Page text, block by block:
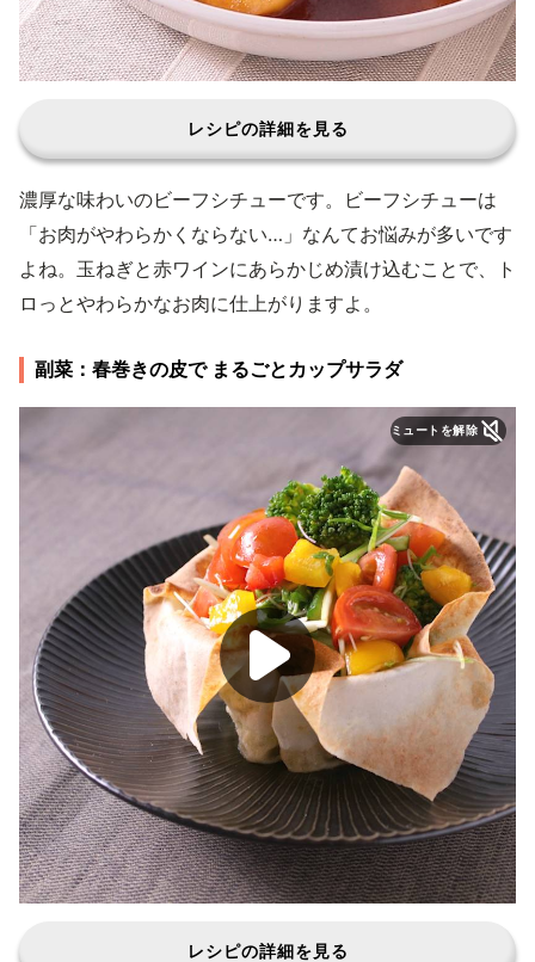
レシピの詳細を見る
濃厚な味わいのビーフシチューです。ビーフシチューは
「お肉がやわらかくならない…」なんてお悩みが多いです
よね。玉ねぎと赤ワインにあらかじめ漬け込むことで、ト
ロっとやわらかなお肉に仕上がりますよ。
副菜：春巻きの皮で まるごとカップサラダ
ミュートを解除
レシピの詳細を見る